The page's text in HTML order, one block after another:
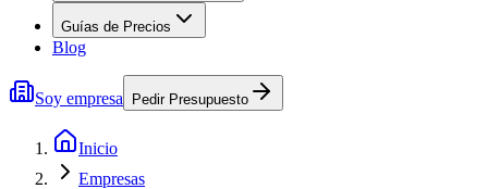
Guías de Precios
Blog
Soy empresa Pedir Presupuesto
Inicio
Empresas